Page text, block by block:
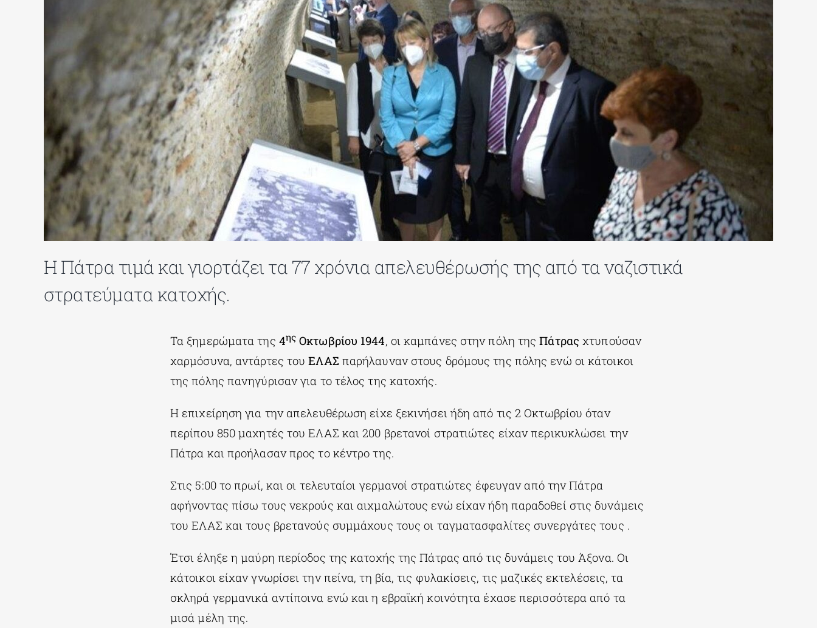
Η Πάτρα τιμά και γιορτάζει τα 77 χρόνια απελευθέρωσής της από τα ναζιστικά
στρατεύματα κατοχής.
Τα ξημερώματα της 4ης Οκτωβρίου 1944, οι καμπάνες στην πόλη τηςΠάτρας χτυπούσαν
χαρμόσυνα, αντάρτες τουΕΛΑΣ παρήλαυναν στους δρόμους της πόλης ενώ οι κάτοικοι
της πόλης πανηγύρισαν για το τέλος της κατοχής.
Η επιχείρηση για την απελευθέρωση είχε ξεκινήσει ήδη από τις 2 Οκτωβρίου όταν
περίπου 850 μαχητές του ΕΛΑΣ και 200 βρετανοί στρατιώτες είχαν περικυκλώσει την
Πάτρα και προήλασαν προς το κέντρο της.
Στις 5:00 το πρωί, και οι τελευταίοι γερμανοί στρατιώτες έφευγαν από την Πάτρα
αφήνοντας πίσω τους νεκρούς και αιχμαλώτους ενώ είχαν ήδη παραδοθεί στις δυνάμεις
του ΕΛΑΣ και τους βρετανούς συμμάχους τους οι ταγματασφαλίτες συνεργάτες τους .
Έτσι έληξε η μαύρη περίοδος της κατοχής της Πάτρας από τις δυνάμεις του Άξονα. Οι
κάτοικοι είχαν γνωρίσει την πείνα, τη βία, τις φυλακίσεις, τις μαζικές εκτελέσεις, τα
σκληρά γερμανικά αντίποινα ενώ και η εβραϊκή κοινότητα έχασε περισσότερα από τα
μισά μέλη της.